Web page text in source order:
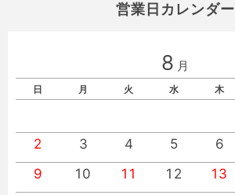
営業日カレンダー
8 月
日 月 火 水 木
2
3 4 5 6
9
10 11 12 13